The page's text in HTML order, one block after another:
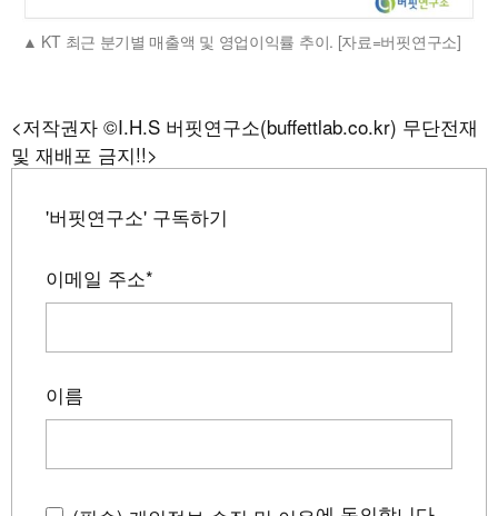
KT 최근 분기별 매출액 및 영업이익률 추이. [자료=버핏연구소]
<저작권자 ©I.H.S 버핏연구소(buffettlab.co.kr) 무단전재
및 재배포 금지!!>
'버핏연구소' 구독하기
이메일 주소*
이름